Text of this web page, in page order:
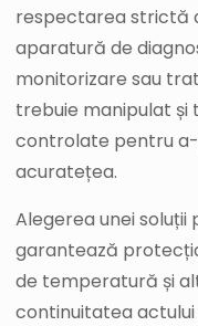
respectarea strictă
aparatură de
monitorizare sau
trebuie manipulat
controlate pentru
acuratețea.
Alegerea unei
garantează
de temperatură și
continuitatea